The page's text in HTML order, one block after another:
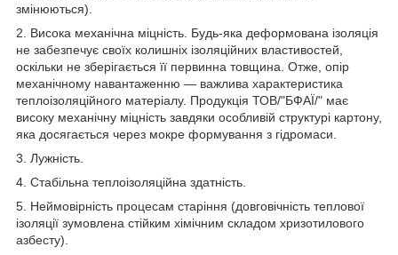
змінюються).
2. Висока механічна міцність. Будь-яка деформована ізоляція
не забезпечує своїх колишніх ізоляційних властивостей,
оскільки не зберігається її первинна товщина. Отже, опір
механічному навантаженню — важлива характеристика
теплоізоляційного матеріалу. Продукція ТОВ/"БФАЇ/" має
високу механічну міцність завдяки особливій структурі картону,
яка досягається через мокре формування з гідромаси.
3. Лужність.
4. Стабільна теплоізоляційна здатність.
5. Неймовірність процесам старіння (довговічність теплової
ізоляції зумовлена стійким хімічним складом хризотилового
азбесту).